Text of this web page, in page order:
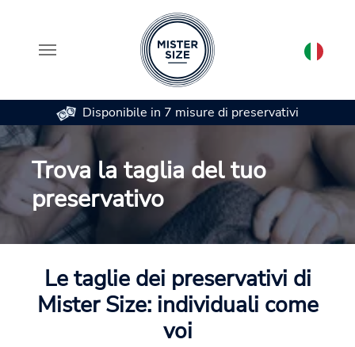
Skip to main content
Disponibile in 7 misure di preservativi
Trova la taglia del tuo
preservativo
Le taglie dei preservativi di
Mister Size: individuali come
voi